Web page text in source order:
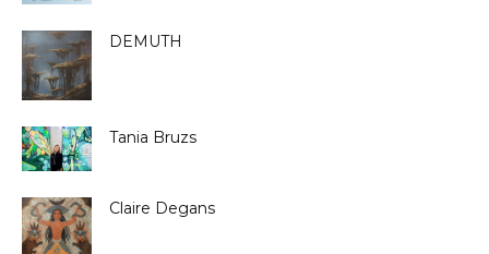
DEMUTH
Tania Bruzs
Claire Degans